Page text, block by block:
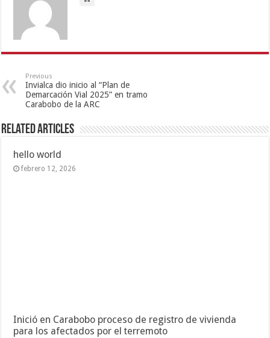
Previous
Invialca dio inicio al “Plan de
Demarcación Vial 2025” en tramo
Carabobo de la ARC
Related Articles
hello world
febrero 12, 2026
Inició en Carabobo proceso de registro de vivienda
para los afectados por el terremoto